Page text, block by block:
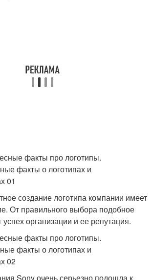
создание логотипа компании имеет
От правильного выбора подобное
организации и ее репутация.